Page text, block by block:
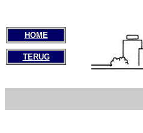
HOME
TERUG